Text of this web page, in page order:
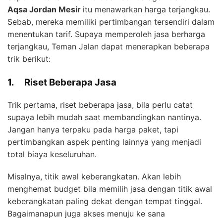
Aqsa Jordan Mesir itu menawarkan harga terjangkau.
Sebab, mereka memiliki pertimbangan tersendiri dalam
menentukan tarif. Supaya memperoleh jasa berharga
terjangkau, Teman Jalan dapat menerapkan beberapa
trik berikut:
1. Riset Beberapa Jasa
Trik pertama, riset beberapa jasa, bila perlu catat
supaya lebih mudah saat membandingkan nantinya.
Jangan hanya terpaku pada harga paket, tapi
pertimbangkan aspek penting lainnya yang menjadi
total biaya keseluruhan.
Misalnya, titik awal keberangkatan. Akan lebih
menghemat budget bila memilih jasa dengan titik awal
keberangkatan paling dekat dengan tempat tinggal.
Bagaimanapun juga akses menuju ke sana